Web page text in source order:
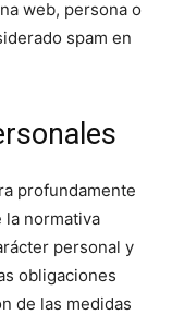
web, persona o
spam en
profundamente
normativa
personal y
obligaciones
de las medidas